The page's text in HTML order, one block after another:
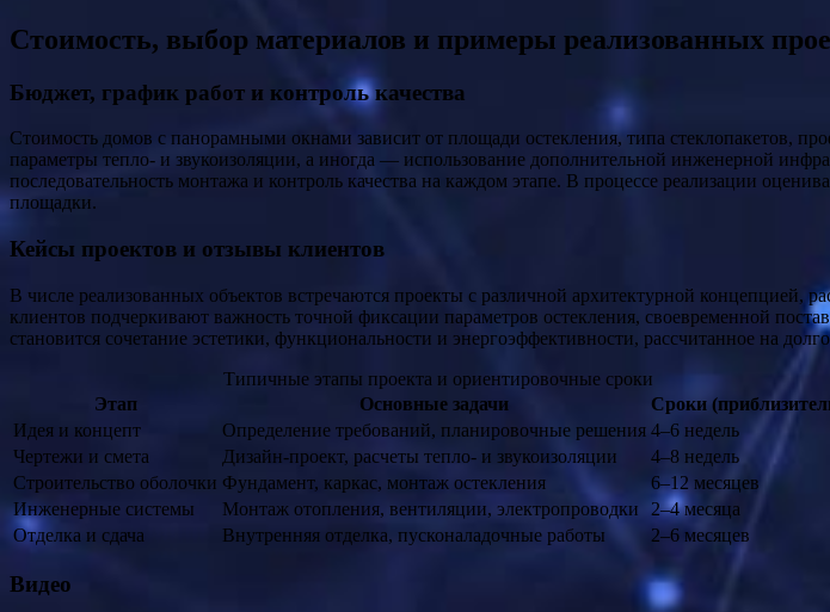
Стоимость, выбор материалов и примеры реализованных
Бюджет, график работ и контроль качества
Стоимость домов с панорамными окнами зависит от площади остекления, типа стеклопакетов,
параметры тепло- и звукоизоляции, а иногда — использование дополнительной инженерной
последовательность монтажа и контроль качества на каждом этапе. В процессе реализации
площадки.
Кейсы проектов и отзывы клиентов
В числе реализованных объектов встречаются проекты с различной архитектурной концепцией,
клиентов подчеркивают важность точной фиксации параметров остекления, своевременной
становится сочетание эстетики, функциональности и энергоэффективности, рассчитанное на
Типичные этапы проекта и ориентировочные сроки
Этап
Основные задачи
Сроки
Идея и концепт
Определение требований, планировочные решения 4–6 недель
Чертежи и смета
Дизайн-проект, расчеты тепло- и звукоизоляции
4–8 недель
Строительство оболочки Фундамент, каркас, монтаж остекления
6–12 месяцев
Инженерные системы
Монтаж отопления, вентиляции, электропроводки
2–4 месяца
Отделка и сдача
Внутренняя отделка, пусконаладочные работы 2–6 месяцев
Видео